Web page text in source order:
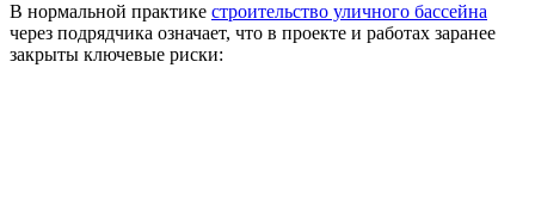
В нормальной практике строительство уличного бассейна
через подрядчика означает, что в проекте и работах заранее
закрыты ключевые риски: